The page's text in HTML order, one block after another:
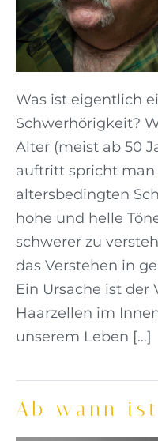
Was ist eigentlich
Schwerhörigkeit?
Alter (meist ab 50
auftritt spricht man
altersbedingten
hohe und helle
schwerer zu
das Verstehen in
Ein Ursache ist der
Haarzellen im
unserem Leben […]
Ab wann